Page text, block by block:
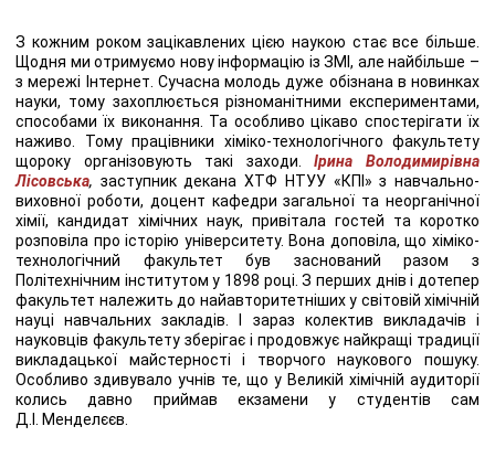
З кожним роком зацікавлених цією наукою стає все більше.
Щодня ми отримуємо нову інформацію із ЗМІ, але найбільше –
з мережі Інтернет. Сучасна молодь дуже обізнана в новинках
науки, тому захоплюється різноманітними експериментами,
способами їх виконання. Та особливо цікаво спостерігати їх
наживо. Тому працівники хіміко-технологічного факультету
щороку організовують такі заходи.Ірина Володимирівна
Лісовська, заступник декана ХТФ НТУУ «КПІ» з навчально-
виховної роботи, доцент кафедри загальної та неорганічної
хімії, кандидат хімічних наук, привітала гостей та коротко
розповіла про історію університету. Вона доповіла, що хіміко-
технологічний факультет був заснований разом з
Політехнічним інститутом у 1898 році. З перших днів і дотепер
факультет належить до найавторитетніших у світовій хімічній
науці навчальних закладів. І зараз колектив викладачів і
науковців факультету зберігає і продовжує найкращі традиції
викладацької майстерності і творчого наукового пошуку.
Особливо здивувало учнів те, що у Великій хімічній аудиторії
колись давно приймав екзамени у студентів сам
Д.І. Менделєєв.